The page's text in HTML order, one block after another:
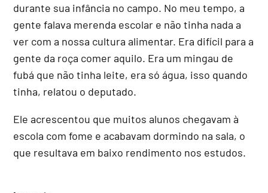
durante sua infância no campo. No meu tempo, a
gente falava merenda escolar e não tinha nada a
ver com a nossa cultura alimentar. Era difícil para a
gente da roça comer aquilo. Era um mingau de
fubá que não tinha leite, era só água, isso quando
tinha, relatou o deputado.
Ele acrescentou que muitos alunos chegavam à
escola com fome e acabavam dormindo na sala, o
que resultava em baixo rendimento nos estudos.